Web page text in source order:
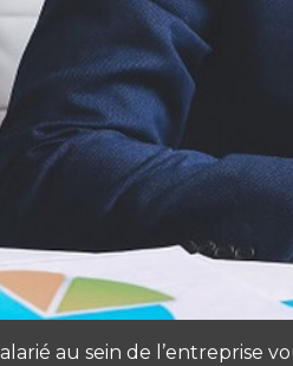
au sein de